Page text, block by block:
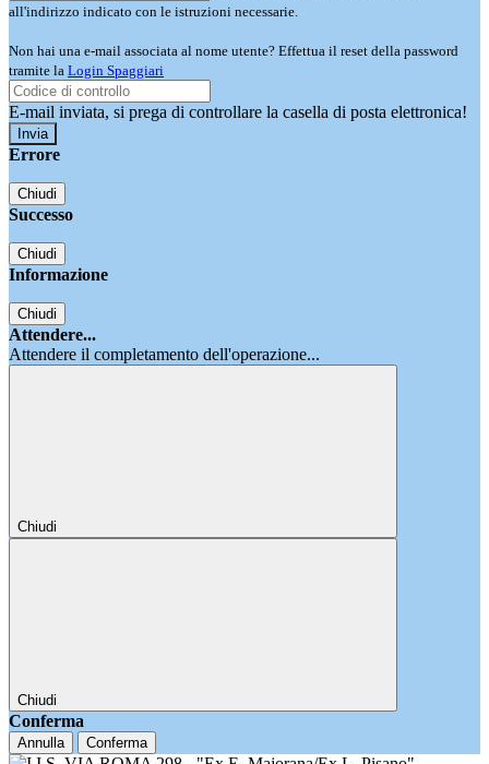
all'indirizzo indicato con le istruzioni necessarie.
Non hai una e-mail associata al nome utente? Effettua il reset della password
tramite la Login Spaggiari
E-mail inviata, si prega di controllare la casella di posta elettronica!
Errore
Chiudi
Successo
Chiudi
Informazione
Chiudi
Attendere...
Attendere il completamento dell'operazione...
Chiudi
Chiudi
Conferma
Annulla Conferma